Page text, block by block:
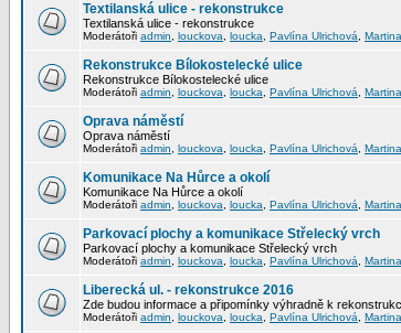
Textilanská ulice - rekonstrukce
Textilanská ulice - rekonstrukce
Moderátoři admin louckova loucka Pavlína Ulrichová
Rekonstrukce Bílokostelecké ulice
Rekonstrukce Bílokostelecké ulice
Moderátoři admin louckova loucka Pavlína Ulrichová
Oprava náměstí
Oprava náměstí
Moderátoři admin louckova loucka Pavlína Ulrichová
Komunikace Na Hůrce a okolí
Komunikace Na Hůrce a okolí
Moderátoři admin louckova loucka Pavlína Ulrichová
Parkovací plochy a komunikace Střelecký vrch
Parkovací plochy a komunikace Střelecký vrch
Moderátoři admin louckova loucka Pavlína Ulrichová
Liberecká ul. - rekonstrukce 2016
Zde budou informace a připomínky výhradně k
Moderátoři admin louckova loucka Pavlína Ulrichová